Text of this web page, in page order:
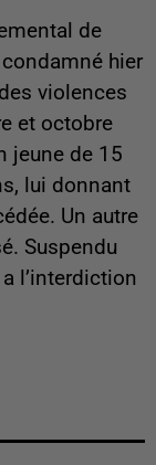
de
hier
violences
et octobre
jeune de 15
lui donnant
Un autre
Suspendu
l’interdiction